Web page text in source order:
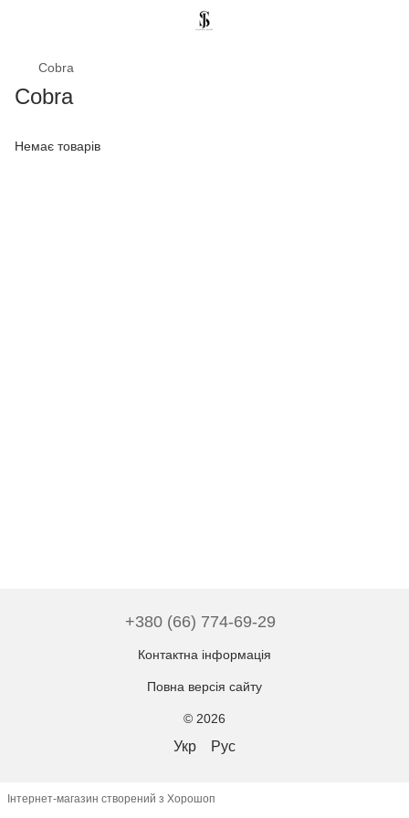
Cobra
Cobra
Немає товарів
+380 (66) 774-69-29
Контактна інформація
Повна версія сайту
© 2026
Укр Рус
Інтернет-магазин створений з Хорошоп